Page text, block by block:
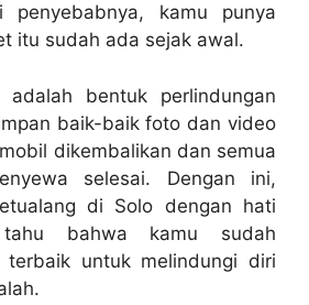
penyebabnya, kamu punya
itu sudah ada sejak awal.
adalah bentuk perlindungan
baik-baik foto dan video
dikembalikan dan semua
selesai. Dengan ini,
di Solo dengan hati
bahwa kamu sudah
terbaik untuk melindungi diri